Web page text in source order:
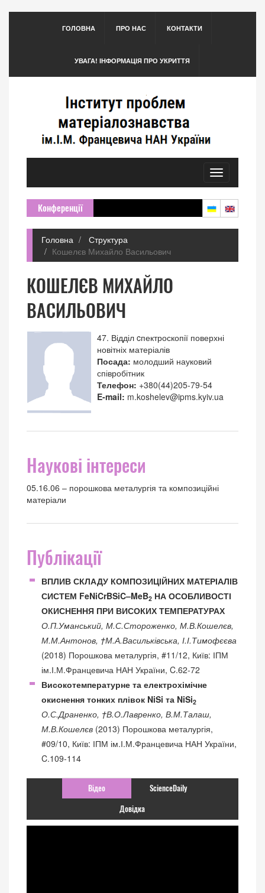
ГОЛОВНА ПРО НАС КОНТАКТИ
УВАГА! ІНФОРМАЦІЯ ПРО УКРИТТЯ
Toggle
navigation
Конференції
Головна
Структура
Кошелєв Михайло Васильович
КОШЕЛЄВ МИХАЙЛО
ВАСИЛЬОВИЧ
47. Відділ cпектроскопії поверхні
новітніх матеріалів
Посада: молодший науковий
співробітник
Телефон: +380(44)205-79-54
E-mail: m.koshelev@ipms.kyiv.ua
Наукові інтереси
05.16.06 – порошкова металургія та композиційні
матеріали
Публікації
ВПЛИВ СКЛАДУ КОМПОЗИЦІЙНИХ МАТЕРІАЛІВ
СИСТЕМ FeNiCrBSiC–MeB2 НА ОСОБЛИВОСТІ
ОКИСНЕННЯ ПРИ ВИСОКИХ ТЕМПЕРАТУРАХ
О.П.Уманський, М.С.Стороженко, М.В.Кошелєв,
М.М.Антонов, †М.А.Васильківська, І.І.Тимофєєва
(2018) Порошкова металургія, #11/12, Київ: ІПМ
ім.І.М.Францевича НАН України, C.62-72
Високотемпературне та електрохімічне
окиснення тонких плівок NiSi та NiSi2
О.С.Драненко, †В.О.Лавренко, В.М.Талаш,
М.В.Кошелєв (2013) Порошкова металургія,
#09/10, Київ: ІПМ ім.І.М.Францевича НАН України,
C.109-114
Відео ScienceDaily
Довідка